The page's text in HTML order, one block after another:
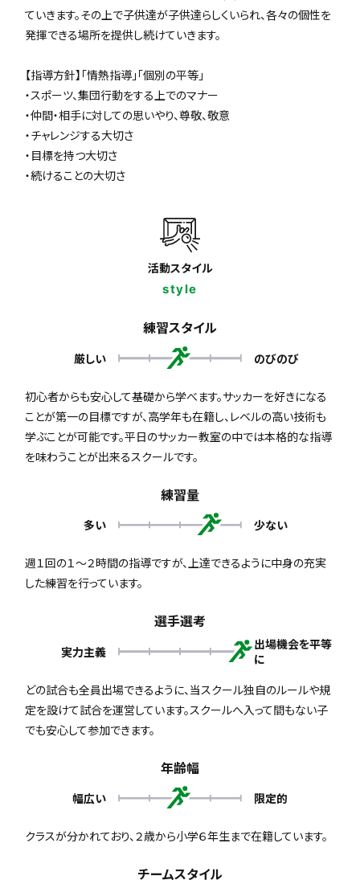
ていきます。その上で子供達が子供達らしくいられ、各々の個性を
発揮できる場所を提供し続けていきます。
【指導方針】「情熱指導」「個別の平等」
・スポーツ、集団行動をする上でのマナー
・仲間・相手に対しての思いやり、尊敬、敬意
・チャレンジする大切さ
・目標を持つ大切さ
・続けることの大切さ
活動スタイル
style
練習スタイル
厳しい のびのび
初心者からも安心して基礎から学べます。サッカーを好きになる
ことが第一の目標ですが、高学年も在籍し、レベルの高い技術も
学ぶことが可能です。平日のサッカー教室の中では本格的な指導
を味わうことが出来るスクールです。
練習量
多い 少ない
週１回の１～２時間の指導ですが、上達できるように中身の充実
した練習を行っています。
選手選考
実力主義
出場機会を平等
に
どの試合も全員出場できるように、当スクール独自のルールや規
定を設けて試合を運営しています。スクールへ入って間もない子
でも安心して参加できます。
年齢幅
幅広い 限定的
クラスが分かれており、２歳から小学６年生まで在籍しています。
チームスタイル